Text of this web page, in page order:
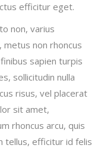
efficitur eget.
non, varius
metus non rhoncus
sapien turpis
sollicitudin nulla
risus, vel placerat
sit amet,
rhoncus arcu, quis
tellus, efficitur id felis